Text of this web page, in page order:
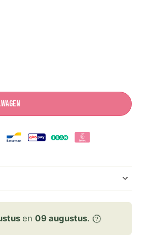
en 09 augustus.